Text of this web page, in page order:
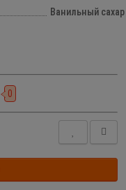
Ванильный сахар
0